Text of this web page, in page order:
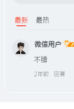
最新 最热
微信用户
不错
2年前 回复